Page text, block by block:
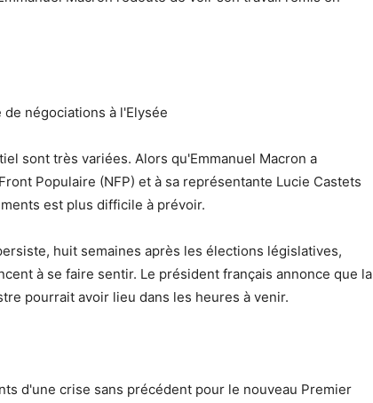
négociations à l'Elysée
sont très variées. Alors qu'Emmanuel Macron a
Populaire (NFP) et à sa représentante Lucie Castets
est plus difficile à prévoir.
huit semaines après les élections législatives,
à se faire sentir. Le président français annonce que la
pourrait avoir lieu dans les heures à venir.
d'une crise sans précédent pour le nouveau Premier